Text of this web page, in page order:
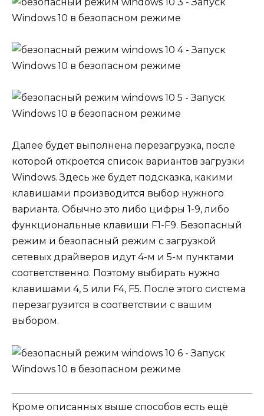
Далее будет выполнена перезагрузка, после
которой откроется список вариантов загрузки
Windows. Здесь же будет подсказка, какими
клавишами производится выбор нужного
варианта. Обычно это либо цифры 1-9, либо
функциональные клавиши F1-F9. Безопасный
режим и безопасный режим с загрузкой
сетевых драйверов идут 4-м и 5-м пунктами
соответственно. Поэтому выбирать нужно
клавишами 4, 5 или F4, F5. После этого система
перезагрузится в соответствии с вашим
выбором.
Кроме описанных выше способов есть ещё